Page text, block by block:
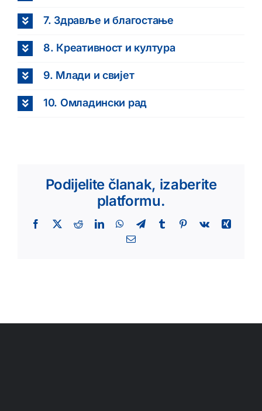
7. Здравље и благостање
8. Креативност и култура
9. Млади и свијет
10. Омладински рад
Podijelite članak, izaberite
platformu.
Facebook
X RedditLinkedInWhatsApp
TelegramTumblr Pinterest
Vk
Xing
Email